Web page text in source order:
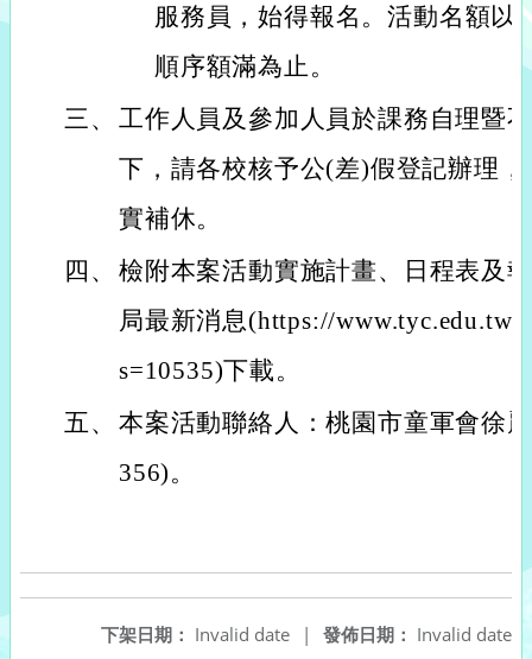
服務員，始得報名。活動名額以
順序額滿為止。
三、 工作人員及參加人員於課務自理暨
下，請各校核予公(差)假登記辦理
實補休。
四、 檢附本案活動實施計畫、日程表及
局最新消息(https://www.tyc.edu.tw/
s=10535)下載。
五、 本案活動聯絡人：桃園市童軍會徐
356)。
發佈日期： Invalid date
下架日期： Invalid date
|